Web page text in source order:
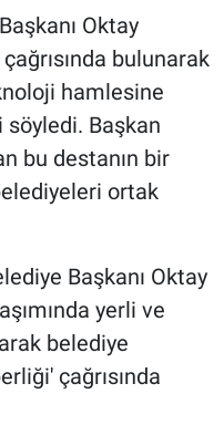
Oktay
bulunarak
hamlesine
Başkan
bu destanın bir
ortak
Başkanı Oktay
yerli ve
belediye
çağrısında